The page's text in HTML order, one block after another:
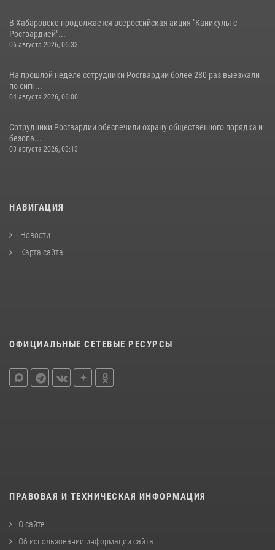
В Хабаровске продолжается всероссийская акция "Каникулы с
Росгвардией"...
06 августа 2026, 06:33
На прошлой неделе сотрудники Росгвардии более 280 раз выезжали
по сигн...
04 августа 2026, 06:00
Сотрудники Росгвардии обеспечили охрану общественного порядка и
безопа...
03 августа 2026, 03:13
НАВИГАЦИЯ
Новости
Карта сайта
ОФИЦИАЛЬНЫЕ СЕТЕВЫЕ РЕСУРСЫ
ПРАВОВАЯ И ТЕХНИЧЕСКАЯ ИНФОРМАЦИЯ
О сайте
Об использовании информации сайта